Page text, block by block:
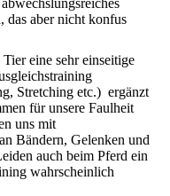
das aber nicht konfus
eine sehr einseitige
Stretching etc.) ergänzt
für unsere Faulheit
uns mit
Bändern, Gelenken und
auch beim Pferd ein
wahrscheinlich